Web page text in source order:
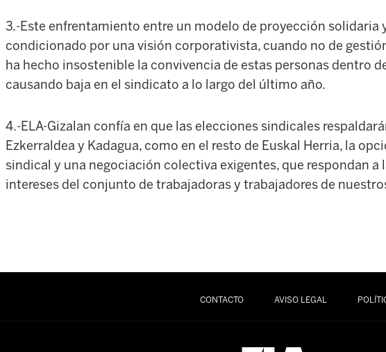
3.-Este enfrentamiento entre un modelo de proyección solidaria
condicionado por una visión corporativista, cuando no de
ha hecho insostenible la convivencia de estas personas dentro
causando baja en el sindicato a lo largo del último año.
4.-ELA-Gizalan confía en que las elecciones sindicales
Ezkerraldea y Kadagua, como en el resto de Euskal Herria, la
sindical y una negociación colectiva exigentes, que respondan a
intereses del conjunto de trabajadoras y trabajadores de
CONTACTO AVISO LEGAL